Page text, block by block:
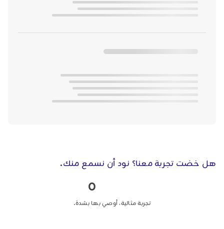
هل خضت تجربة معنا؟ نود أن نسمع منك.
0
تجربة مثالية، أوصي بها بشدة.